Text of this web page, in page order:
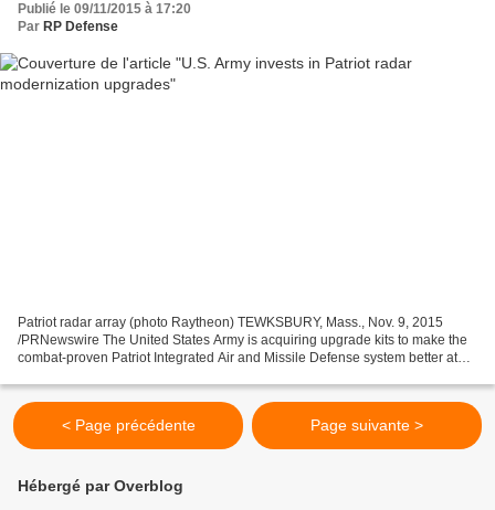
Publié le 09/11/2015 à 17:20
Par RP Defense
Patriot radar array (photo Raytheon) TEWKSBURY, Mass., Nov. 9, 2015
/PRNewswire The United States Army is acquiring upgrade kits to make the
combat-proven Patriot Integrated Air and Missile Defense system better at
< Page précédente Page suivante >
Hébergé par Overblog